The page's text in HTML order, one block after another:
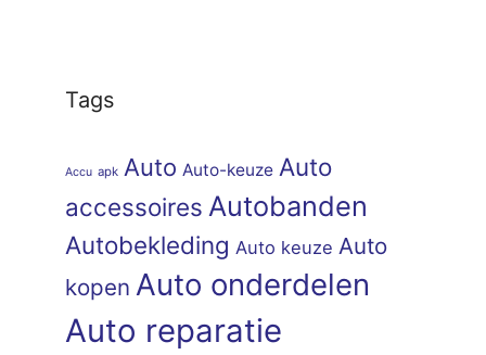
Tags
Accu apk Auto Auto-keuze Auto
accessoires Autobanden
Autobekleding Auto keuze Auto
kopen Auto onderdelen
Auto reparatie